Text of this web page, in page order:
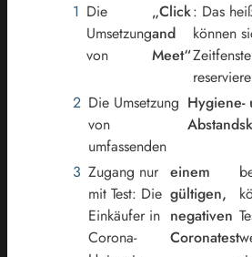
Die
Umsetzung
von
„Click
and
Meet“
: Das
können
Die Umsetzung
von
umfassenden
Hygiene-
Zugang nur
mit Test: Die
Einkäufer in
Corona-
einem
gültigen,
negativen
Coronatest